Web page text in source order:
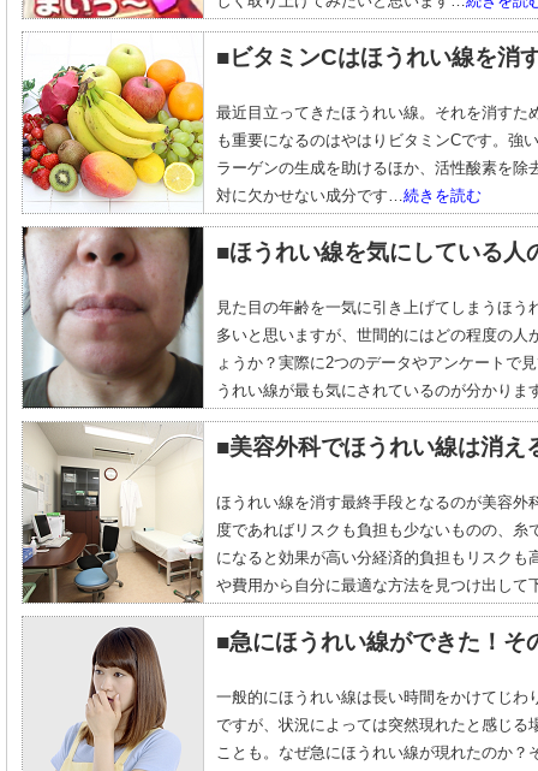
■ビタミンCはほうれい線を消
最近目立ってきたほうれい線。それを消すた
も重要になるのはやはりビタミンCです。強
ラーゲンの生成を助けるほか、活性酸素を除
対に欠かせない成分です…続きを読む
■ほうれい線を気にしている人
見た目の年齢を一気に引き上げてしまうほ
多いと思いますが、世間的にはどの程度の人
ょうか？実際に2つのデータやアンケートで
うれい線が最も気にされているのが分かり
■美容外科でほうれい線は消え
ほうれい線を消す最終手段となるのが美容外
度であればリスクも負担も少ないものの、糸
になると効果が高い分経済的負担もリスクも
や費用から自分に最適な方法を見つけ出し
■急にほうれい線ができた！そ
一般的にほうれい線は長い時間をかけてじわ
ですが、状況によっては突然現れたと感じる
ことも。なぜ急にほうれい線が現れたのか？